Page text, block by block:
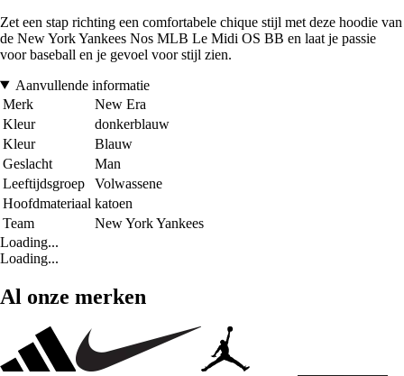
Zet een stap richting een comfortabele chique stijl met deze hoodie van
de New York Yankees Nos MLB Le Midi OS BB en laat je passie
voor baseball en je gevoel voor stijl zien.
Aanvullende informatie
Merk
New Era
Kleur
donkerblauw
Kleur
Blauw
Geslacht
Man
Leeftijdsgroep
Volwassene
Hoofdmateriaal katoen
Team
New York Yankees
Loading...
Loading...
Al onze merken